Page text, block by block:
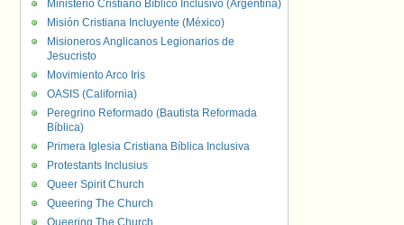
Ministerio Cristiano Bíblico Inclusivo (Argentina)
Misión Cristiana Incluyente (México)
Misioneros Anglicanos Legionarios de
Jesucristo
Movimiento Arco Iris
OASIS (California)
Peregrino Reformado (Bautista Reformada
Bíblica)
Primera Iglesia Cristiana Bíblica Inclusiva
Protestants Inclusius
Queer Spirit Church
Queering The Church
Queering The Church